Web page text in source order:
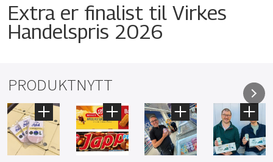
Extra er finalist til Virkes
Handelspris 2026
PRODUKTNYTT